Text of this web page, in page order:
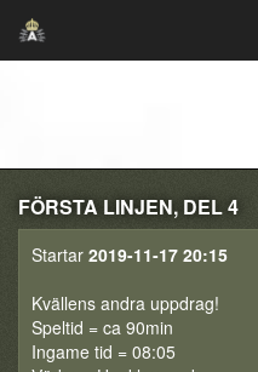
FÖRSTA LINJEN, DEL 4
Startar 2019-11-17 20:15
Kvällens andra uppdrag!
Speltid = ca 90min
Ingame tid = 08:05